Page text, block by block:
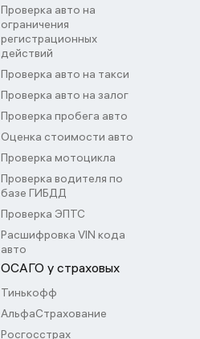
Проверка авто на
ограничения
регистрационных
действий
Проверка авто на такси
Проверка авто на залог
Проверка пробега авто
Оценка стоимости авто
Проверка мотоцикла
Проверка водителя по
базе ГИБДД
Проверка ЭПТС
Расшифровка VIN кода
авто
ОСАГО у страховых
Тинькофф
АльфаСтрахование
Росгосстрах